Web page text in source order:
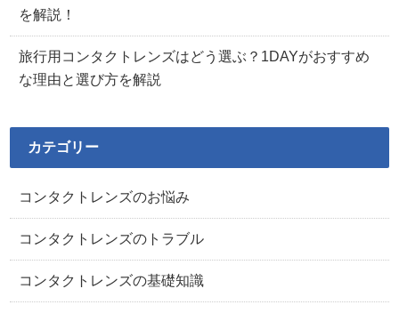
を解説！
旅行用コンタクトレンズはどう選ぶ？1DAYがおすすめ
な理由と選び方を解説
カテゴリー
コンタクトレンズのお悩み
コンタクトレンズのトラブル
コンタクトレンズの基礎知識